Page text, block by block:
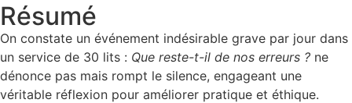
Résumé
On constate un événement indésirable grave par jour dans
un service de 30 lits : Que reste-t-il de nos erreurs ? ne
dénonce pas mais rompt le silence, engageant une
véritable réflexion pour améliorer pratique et éthique.